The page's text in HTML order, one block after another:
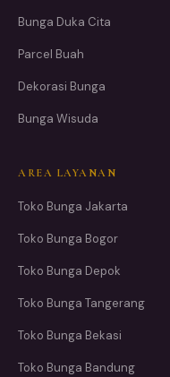
Bunga Duka Cita
Parcel Buah
Dekorasi Bunga
Bunga Wisuda
AREA LAYANAN
Toko Bunga Jakarta
Toko Bunga Bogor
Toko Bunga Depok
Toko Bunga Tangerang
Toko Bunga Bekasi
Toko Bunga Bandung